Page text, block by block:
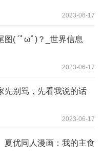
2023-06-17
图( ´ﾟωﾟ)？_世界信息
2023-06-17
先别骂，先看我说的话
2023-06-17
夏优同人漫画：我的主食